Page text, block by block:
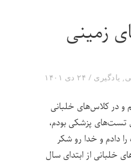
زمینی
۲۴ دی ۱۴۰۱ , یادگیری
رفتم و در کلاس‌های خلبانی
تست‌های پزشکی بودم،
دادم و خدا رو شکر
خلبانی از ابتدای سال